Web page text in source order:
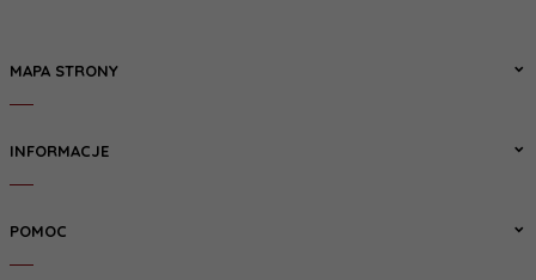
MAPA STRONY
INFORMACJE
POMOC